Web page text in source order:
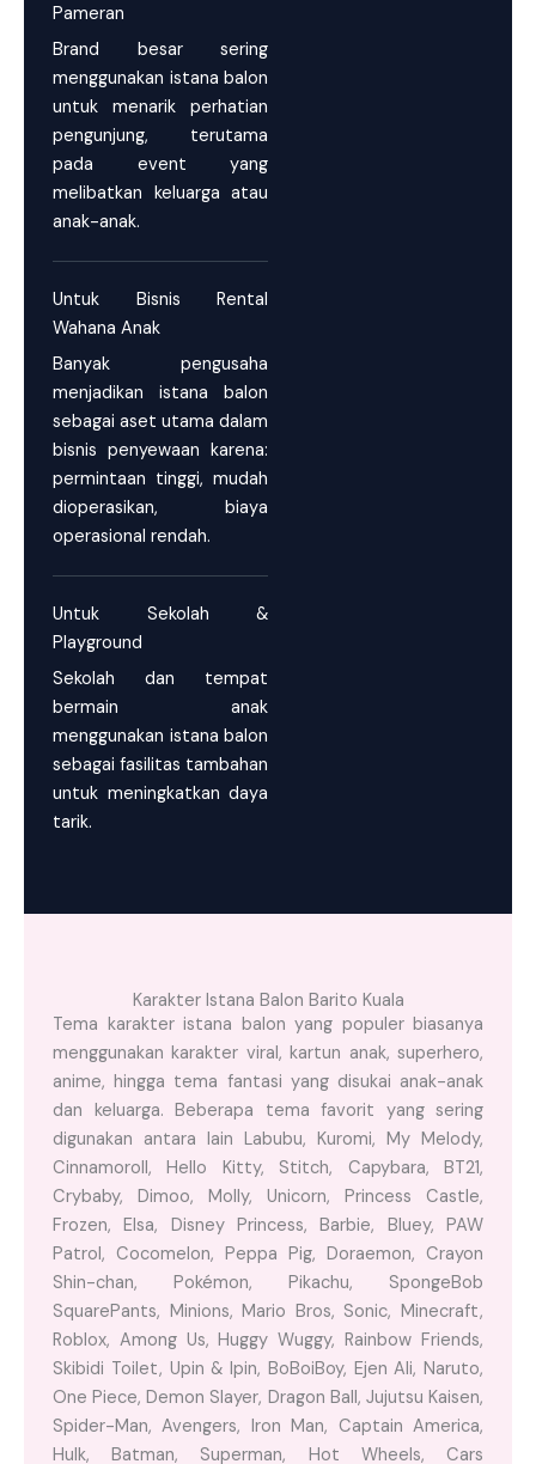
Pameran
Brand besar sering
menggunakan istana balon
untuk menarik perhatian
pengunjung, terutama
pada event yang
melibatkan keluarga atau
anak-anak.
Untuk Bisnis Rental
Wahana Anak
Banyak pengusaha
menjadikan istana balon
sebagai aset utama dalam
bisnis penyewaan karena:
permintaan tinggi, mudah
dioperasikan, biaya
operasional rendah.
Untuk Sekolah &
Playground
Sekolah dan tempat
bermain anak
menggunakan istana balon
sebagai fasilitas tambahan
untuk meningkatkan daya
tarik.
Karakter Istana Balon Barito Kuala
Tema karakter istana balon yang populer biasanya
menggunakan karakter viral, kartun anak, superhero,
anime, hingga tema fantasi yang disukai anak-anak
dan keluarga. Beberapa tema favorit yang sering
digunakan antara lain Labubu, Kuromi, My Melody,
Cinnamoroll, Hello Kitty, Stitch, Capybara, BT21,
Crybaby, Dimoo, Molly, Unicorn, Princess Castle,
Frozen, Elsa, Disney Princess, Barbie, Bluey, PAW
Patrol, Cocomelon, Peppa Pig, Doraemon, Crayon
Shin-chan, Pokémon, Pikachu, SpongeBob
SquarePants, Minions, Mario Bros, Sonic, Minecraft,
Roblox, Among Us, Huggy Wuggy, Rainbow Friends,
Skibidi Toilet, Upin & Ipin, BoBoiBoy, Ejen Ali, Naruto,
One Piece, Demon Slayer, Dragon Ball, Jujutsu Kaisen,
Spider-Man, Avengers, Iron Man, Captain America,
Hulk, Batman, Superman, Hot Wheels, Cars